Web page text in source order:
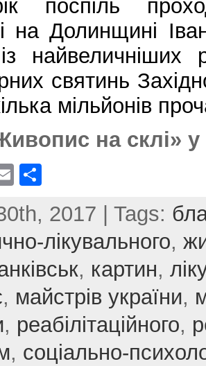
поспіль
на Долинщині
найвеличніших
святинь
мільйонів
на склі» у
E
ai
l
ar
e
2017 | Tags:
лікувального,
, картин,
, майстрів україни,
, реабілітаційного,
, соціально-